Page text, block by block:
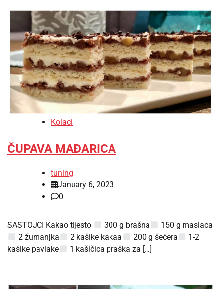
Kolaci
ČUPAVA MAĐARICA
tuning
January 6, 2023
0
SASTOJCI Kakao tijesto 300 g brašna
150 g maslaca
2 žumanjka
2 kašike kakaa 200 g šećera
1-2
kašike pavlake
1 kašičica praška za […]